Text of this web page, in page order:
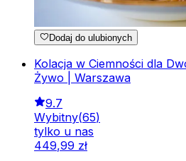
Dodaj do ulubionych
Kolacja w Ciemności dla
Żywo | Warszawa
9.7
Wybitny(65)
tylko u nas
449,99 zł